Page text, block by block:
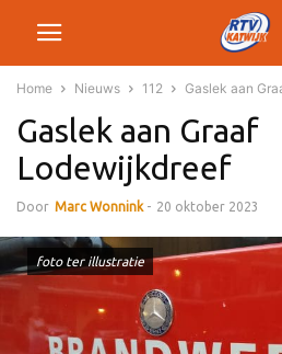
Home Nieuws 112 Gaslek aan
Gaslek aan Graaf
Lodewijkdreef
Door Marc Wonnink - 20 oktober 2023
foto ter illustratie